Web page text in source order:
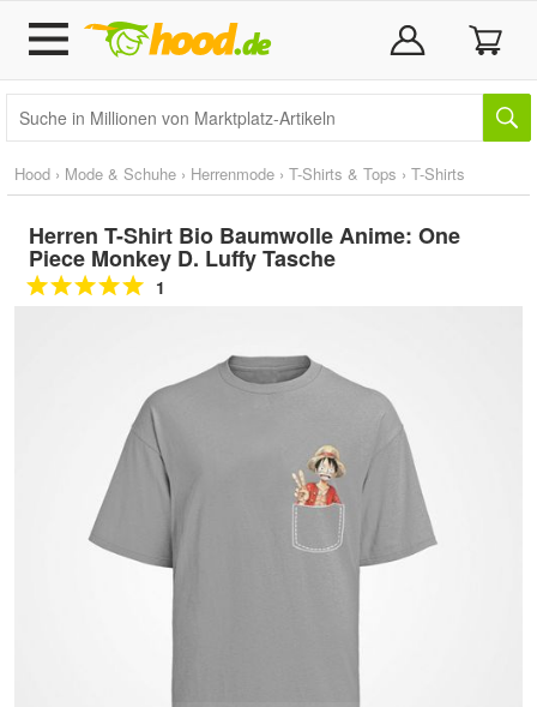
Hood › Mode & Schuhe › Herrenmode › T-Shirts & Tops › T-Shirts
Herren T-Shirt Bio Baumwolle Anime: One
Piece Monkey D. Luffy Tasche
1